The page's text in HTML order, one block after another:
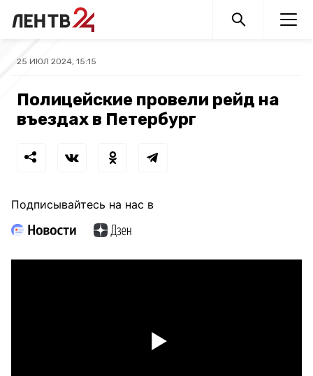
25 ИЮЛ 2024, 15:15
Полицейские провели рейд на
въездах в Петербург
Подписывайтесь на нас в